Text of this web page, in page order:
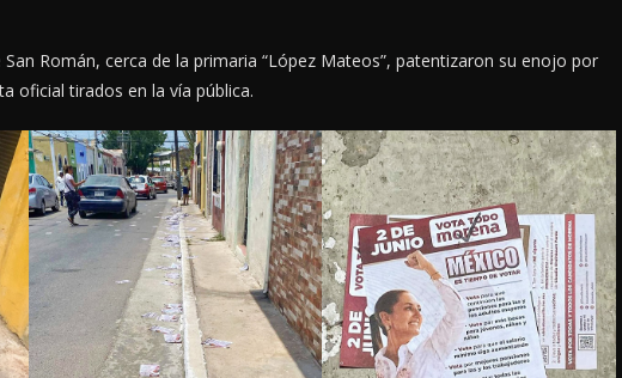
Román, cerca de la primaria “López Mateos”, patentizaron su enojo por
oficial tirados en la vía pública.